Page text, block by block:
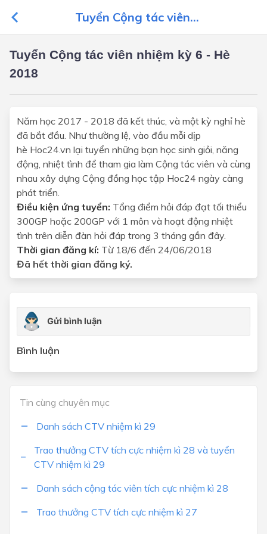
Tuyển Cộng tác viên...
Tuyển Cộng tác viên nhiệm kỳ 6 - Hè
2018
Năm học 2017 - 2018 đã kết thúc, và một kỳ nghỉ hè
đã bắt đầu. Như thường lệ, vào đầu mỗi dịp
hè Hoc24.vn lại tuyển những bạn học sinh giỏi, năng
động, nhiệt tình để tham gia làm Cộng tác viên và cùng
nhau xây dựng Cộng đồng học tập Hoc24 ngày càng
phát triển.
Điều kiện ứng tuyển: Tổng điểm hỏi đáp đạt tối thiểu
300GP hoặc 200GP với 1 môn và hoạt động nhiệt
tình trên diễn đàn hỏi đáp trong 3 tháng gần đây.
Thời gian đăng kí: Từ 18/6 đến 24/06/2018
Đã hết thời gian đăng ký.
Bình luận
Tin cùng chuyên mục
Danh sách CTV nhiệm kì 29
Trao thưởng CTV tích cực nhiệm kì 28 và tuyển
CTV nhiệm kì 29
Danh sách cộng tác viên tích cực nhiệm kì 28
Trao thưởng CTV tích cực nhiệm kì 27